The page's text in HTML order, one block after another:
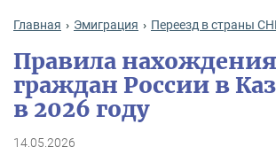
Главная Эмиграция Переезд в страны
Правила нахождения
граждан России в
в 2026 году
14.05.2026